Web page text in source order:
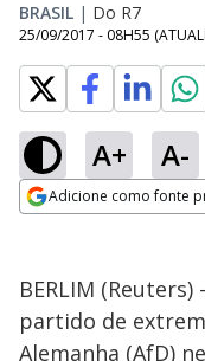
BRASIL | Do R7
25/09/2017 - 08H55
A+ A-
Adicione como fonte
BERLIM
partido de
Alemanha (AfD)